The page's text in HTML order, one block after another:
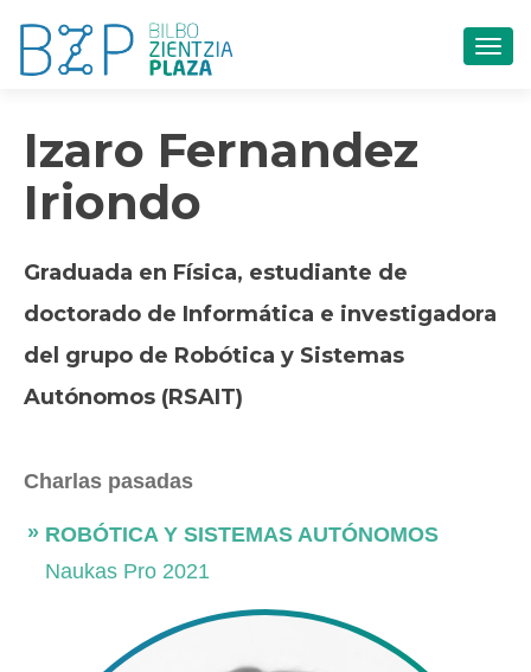
Izaro Fernandez
Iriondo
Graduada en Física, estudiante de
doctorado de Informática e investigadora
del grupo de Robótica y Sistemas
Autónomos (RSAIT)
Charlas pasadas
ROBÓTICA Y SISTEMAS AUTÓNOMOS
Naukas Pro 2021